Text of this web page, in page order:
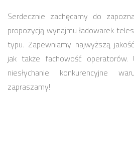
Serdecznie zachęcamy do
propozycją wynajmu ładowarek
typu. Zapewniamy najwyższą
jak także fachowość
niesłychanie konkurencyjne
zapraszamy!